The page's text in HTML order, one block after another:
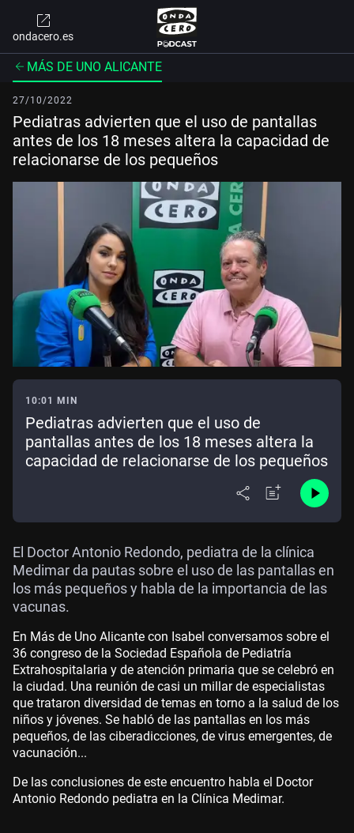
ondacero.es
MÁS DE UNO ALICANTE
27/10/2022
Pediatras advierten que el uso de pantallas
antes de los 18 meses altera la capacidad de
relacionarse de los pequeños
10:01 MIN
Pediatras advierten que el uso de
pantallas antes de los 18 meses altera la
capacidad de relacionarse de los pequeños
El Doctor Antonio Redondo, pediatra de la clínica
Medimar da pautas sobre el uso de las pantallas en
los más pequeños y habla de la importancia de las
vacunas.
En Más de Uno Alicante con Isabel conversamos sobre el
36 congreso de la Sociedad Española de Pediatría
Extrahospitalaria y de atención primaria que se celebró en
la ciudad. Una reunión de casi un millar de especialistas
que trataron diversidad de temas en torno a la salud de los
niños y jóvenes. Se habló de las pantallas en los más
pequeños, de las ciberadicciones, de virus emergentes, de
vacunación...
De las conclusiones de este encuentro habla el Doctor
Antonio Redondo pediatra en la Clínica Medimar.